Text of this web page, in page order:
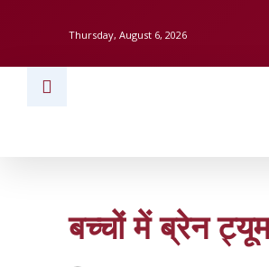
Thursday, August 6, 2026
बच्चों में ब्रेन